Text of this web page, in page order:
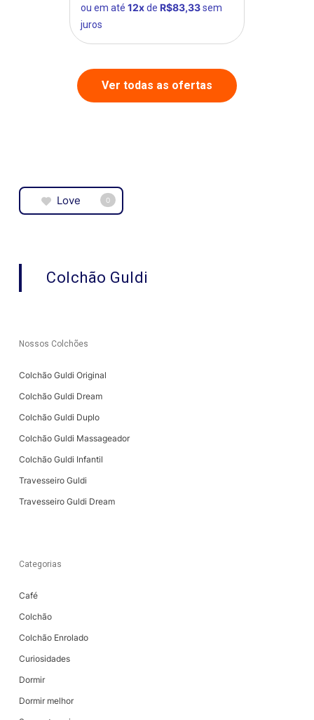
ou em até 12xde R$83,33sem
juros
Ver todas as ofertas
Love 0
Colchão Guldi
Nossos Colchões
Colchão Guldi Original
Colchão Guldi Dream
Colchão Guldi Duplo
Colchão Guldi Massageador
Colchão Guldi Infantil
Travesseiro Guldi
Travesseiro Guldi Dream
Categorias
Café
Colchão
Colchão Enrolado
Curiosidades
Dormir
Dormir melhor